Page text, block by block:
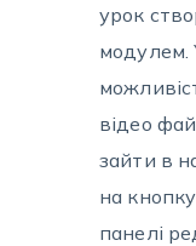
урок
модулем.
відео
зайти в
на
панелі